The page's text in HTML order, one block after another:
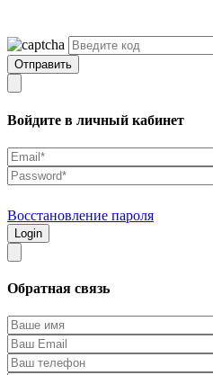
Войдите в личный кабинет
Восстановление пароля
Обратная связь